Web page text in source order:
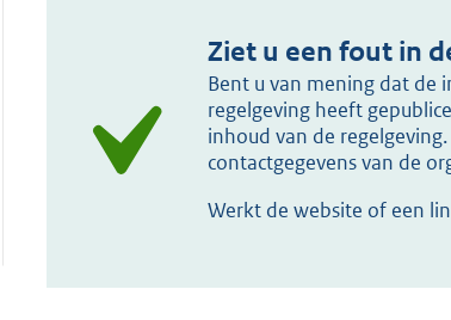
Ziet u een fout in
Bent u van mening dat de
regelgeving heeft
inhoud van de
contactgegevens van de
Werkt de website of een